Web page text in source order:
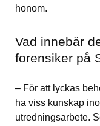
honom.
Vad innebär
forensiker på
– För att lyckas
ha viss kunskap
utredningsarbete.